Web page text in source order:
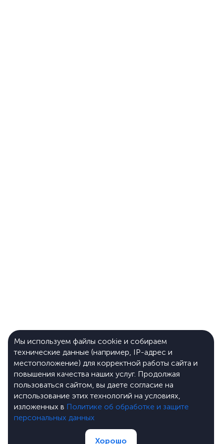
Мы используем файлы cookie и собираем
технические данные (например, IP-адрес и
местоположение) для корректной работы сайта и
повышения качества наших услуг. Продолжая
пользоваться сайтом, вы даете согласие на
использование этих технологий на условиях,
изложенных в Политике об обработке и защите
персональных данных
Хорошо